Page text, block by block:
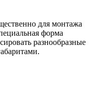
для монтажа
форма
разнообразные